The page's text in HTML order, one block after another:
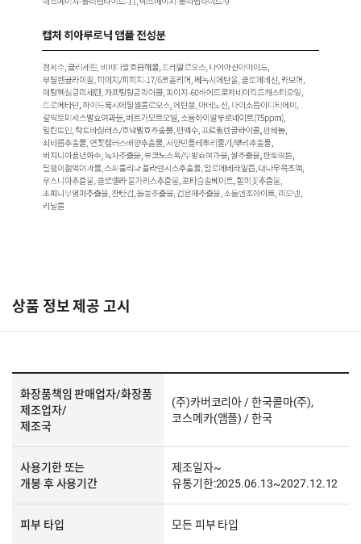
상품 정보 제공 고시
화장품책임 판매업자/화장품
제조업자/
제조국
(주)카버코리아 / 한국콜마(주),
코스메카(앰플) / 한국
사용기한 또는
개봉 후 사용기간
제조일자~
유통기한:2025.06.13~2027.12.12
피부 타입 모든 피부 타입